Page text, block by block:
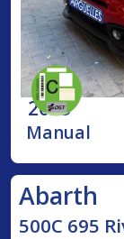
2023
Manual
Abarth
500C 695